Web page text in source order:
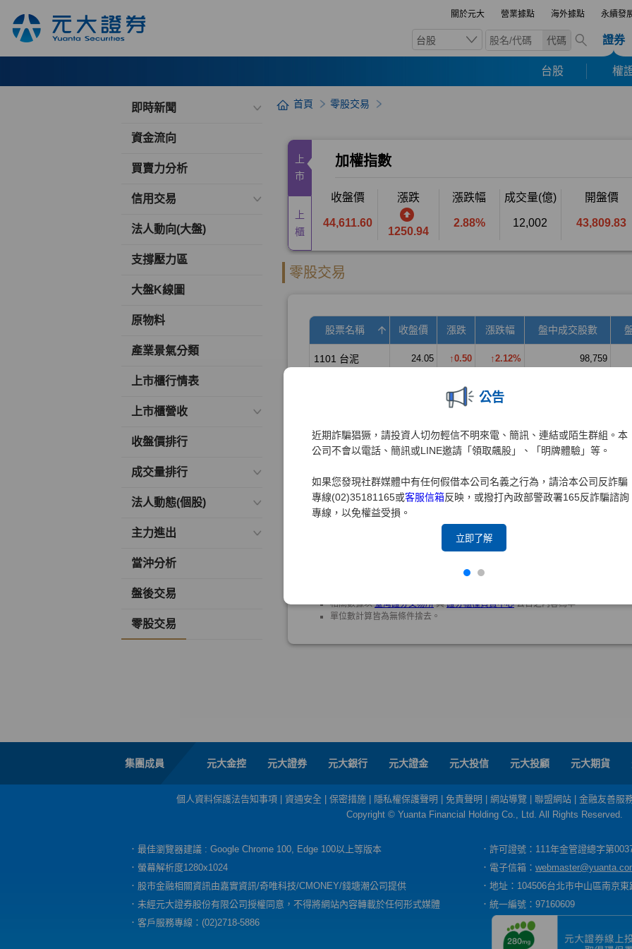
關於元大 營業據點 海外據點 永續發
台股 代碼 證券
台股 權
公告
近期詐騙猖獗，請投資人切勿輕信不明來電、簡訊、連結或陌生群組。本
公司不會以電話、簡訊或LINE邀請「領取飆股」、「明牌體驗」等。
如果您發現社群媒體中有任何假借本公司名義之行為，請洽本公司反詐騙
專線(02)35181165或客服信箱反映，或撥打內政部警政署165反詐騙諮詢
專線，以免權益受損。
立即了解
即時新聞
資金流向
買賣力分析
信用交易
法人動向(大盤)
支撐壓力區
大盤K線圖
原物料
產業景氣分類
上市櫃行情表
上市櫃營收
收盤價排行
成交量排行
法人動態(個股)
主力進出
當沖分析
盤後交易
零股交易
首頁 零股交易
集團成員 元大金控 元大證券 元大銀行 元大證金 元大投信 元大投顧 元大期貨
個人資料保護法告知事項 資通安全 保密措施 隱私權保護聲明 免責聲明 網站導覽 聯盟網站
金融友善服
Copyright © Yuanta Financial Holding Co., Ltd. All Rights Reserved.
．最佳瀏覽器建議 : Google Chrome 100, Edge 100以上等版本
．許可證號：111年金管證總字第
．螢幕解析度1280x1024
．電子信箱：
．股市金融相關資訊由嘉實資訊/奇唯科技/CMONEY/錢塘潮公司提供
．地址：104506台北市中山區南京
．未經元大證券股份有限公司授權同意，不得將網站內容轉載於任何形式媒體
．統一編號：97160609
．客戶服務專線：(02)2718-5886